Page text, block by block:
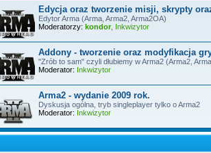
Edycja oraz tworzenie misji, skrypty
Edytor Arma (Arma, Arma2, Arma2OA)
Moderatorzy: kondor, Inkwizytor
Addony - tworzenie oraz modyfikacja
"Zrób to sam" czyli dłubiemy w Arma2 (Arma2,
Moderator: Inkwizytor
Arma2 - wydanie 2009 rok.
Dyskusja ogólna, tryb singleplayer tylko o Arma2
Moderator: Inkwizytor